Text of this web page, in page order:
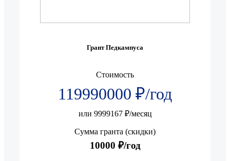
Грант Педкампуса
Стоимость
119990000 ₽/год
или 9999167 ₽/месяц
Сумма гранта (скидки)
10000 ₽/год